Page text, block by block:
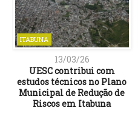
ITABUNA
13/03/26
UESC contribui com
estudos técnicos no Plano
Municipal de Redução de
Riscos em Itabuna